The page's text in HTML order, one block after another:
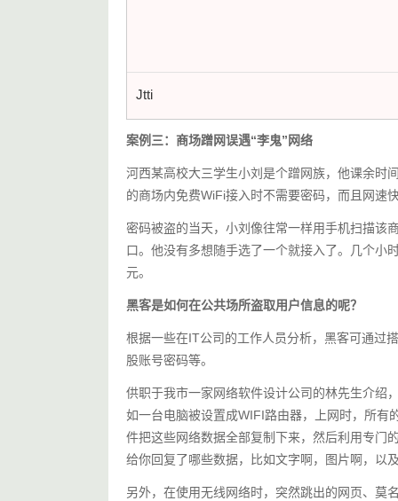
Jtti
案例三：商场蹭网误遇“李鬼”网络
河西某高校大三学生小刘是个蹭网族，他课余时
的商场内免费WiFi接入时不需要密码，而且网速
密码被盗的当天，小刘像往常一样用手机扫描该
口。他没有多想随手选了一个就接入了。几个小
元。
黑客是如何在公共场所盗取用户信息的呢？
根据一些在IT公司的工作人员分析，黑客可通过
股账号密码等。
供职于我市一家网络软件设计公司的林先生介绍
如一台电脑被设置成WIFI路由器，上网时，所有
件把这些网络数据全部复制下来，然后利用专门
给你回复了哪些数据，比如文字啊，图片啊，以
另外，在使用无线网络时，突然跳出的网页、莫